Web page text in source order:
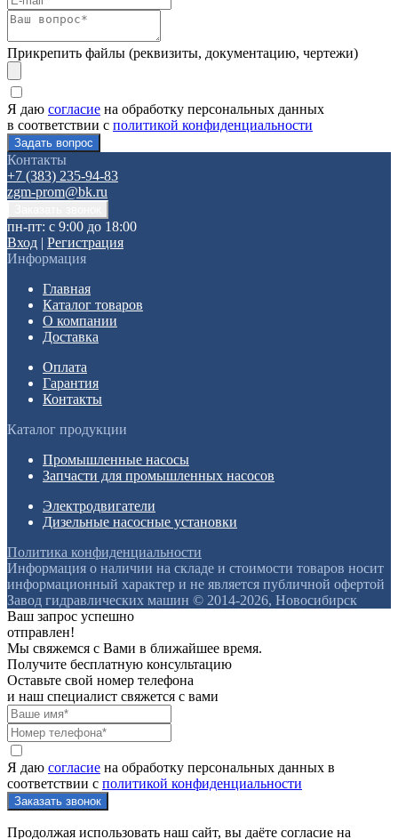
Прикрепить файлы (реквизиты, документацию, чертежи)
Я даю согласие на обработку персональных данных
в соответствии с политикой конфиденциальности
Контакты
+7 (383) 235-94-83
zgm-prom@bk.ru
пн-пт: с 9:00 до 18:00
Вход | Регистрация
Информация
Главная
Каталог товаров
О компании
Доставка
Оплата
Гарантия
Контакты
Каталог продукции
Промышленные насосы
Запчасти для промышленных насосов
Электродвигатели
Дизельные насосные установки
Политика конфиденциальности
Информация о наличии на складе и стоимости товаров носит
информационный характер и не является публичной офертой
Завод гидравлических машин © 2014-2026, Новосибирск
Ваш запрос успешно
отправлен!
Мы свяжемся с Вами в ближайшее время.
Получите бесплатную консультацию
Оставьте свой номер телефона
и наш специалист свяжется с вами
Я даю согласие на обработку персональных данных в
соответствии с политикой конфиденциальности
Продолжая использовать наш сайт, вы даёте согласие на